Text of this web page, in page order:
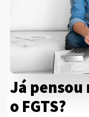
Já pensou
o FGTS?